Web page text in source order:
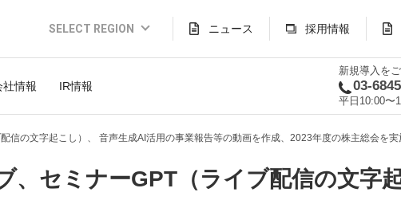
SELECT REGION
Global Website (English)
JAPAN (日本語)
INDONESIA (Bahasa)
ニュース 採用情報
社情報 IR情報
新規導入を
03-
平日10:00〜
信の文字起こし）、 音声生成AI活用の事業報告等の動画を作成、2023年度の株主総会を実
、セミナーGPT（ライブ配信の文字